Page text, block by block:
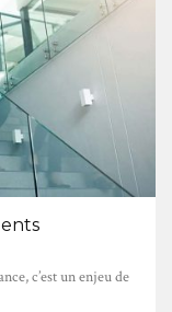
c’est un enjeu de